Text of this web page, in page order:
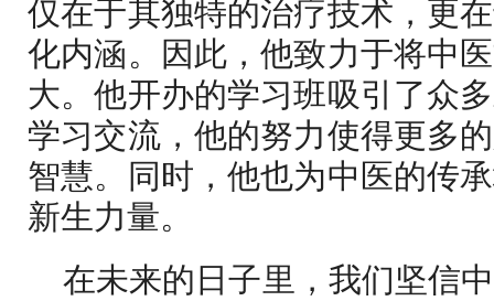
仅在于其独特的治疗技术，更
化内涵。因此，他致力于将中
大。他开办的学习班吸引了众
学习交流，他的努力使得更多
智慧。同时，他也为中医的传
新生力量。
在未来的日子里，我们坚信